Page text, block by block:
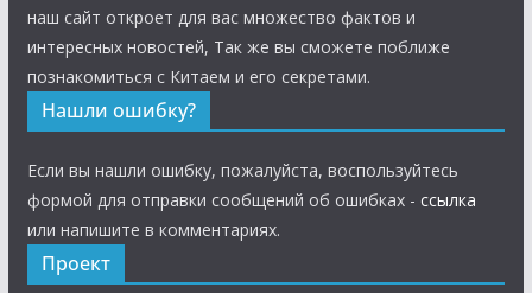
наш сайт откроет для вас множество фактов и
интересных новостей, Так же вы сможете поближе
познакомиться с Китаем и его секретами.
Нашли ошибку?
Если вы нашли ошибку, пожалуйста, воспользуйтесь
формой для отправки сообщений об ошибках - ссылка
или напишите в комментариях.
Проект